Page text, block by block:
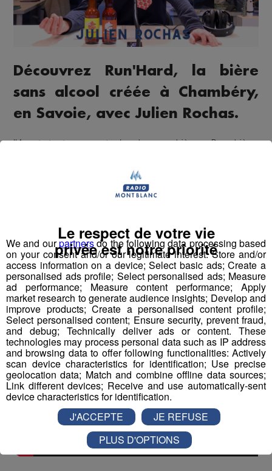
Découvrez Run'Hard, la bière
sans alcool créée à Chambéry,
en Savoie, avec Julien Rochas.
"Avant tout, ce sont des bonnes bières. Des bières
Découvrez Run'Hard - Bière de Récup', la bière sans
créateur Julien Rochas. 🍻
We and ourpartnersdo the following data processing based
on your consent and/or our legitimate interest: Store and/or
access information on a device; Select basic ads; Create a
personalised ads profile; Select personalised ads; Measure
ad performance; Measure content performance; Apply
market research to generate audience insights; Develop and
improve products; Create a personalised content profile;
Select personalised content; Ensure security, prevent fraud,
and debug; Technically deliver ads or content. These
technologies may process personal data such as IP address
and browsing data to offer following functionalities: Actively
scan device characteristics for identification; Use precise
geolocation data; Match and combine offline data sources;
Link different devices; Receive and use automatically-sent
device characteristics for identification.
Le respect de votre vie
privée est notre priorité
J'ACCEPTE
JE REFUSE
PLUS D'OPTIONS